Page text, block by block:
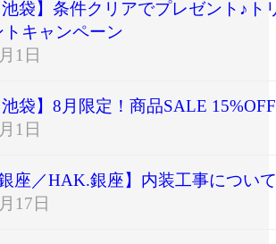
池袋】条件クリアでプレゼント♪ト
トキャンペーン
1日
池袋】8月限定！商品SALE 15%OFF
1日
銀座／HAK.銀座】内装工事について
17日